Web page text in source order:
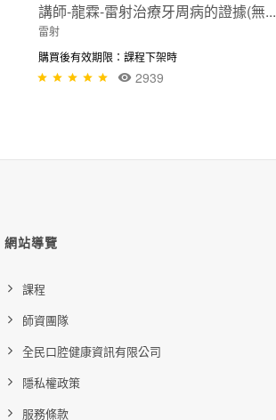
講師-龍霖-雷射治療牙周病的證據(無...
雷射
購買後有效期限：課程下架時
2939
網站導覽
課程
師資團隊
全民口腔健康資訊有限公司
隱私權政策
服務條款